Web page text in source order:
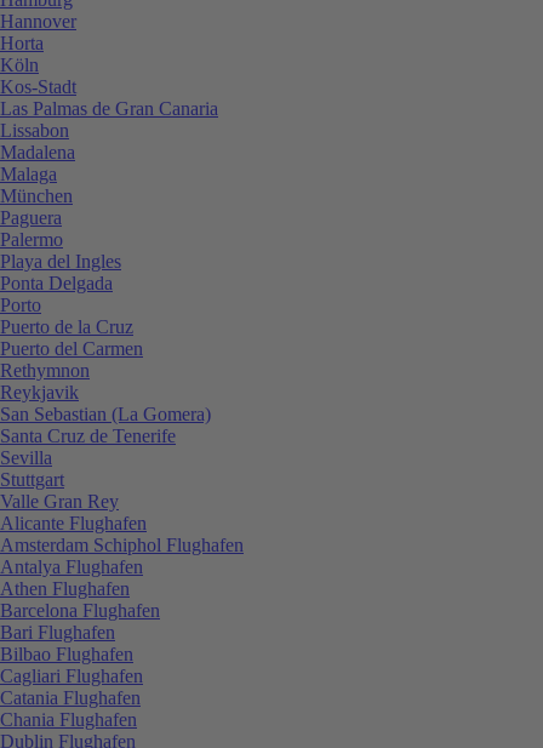
Hannover
Horta
Köln
Kos-Stadt
Las Palmas de Gran Canaria
Lissabon
Madalena
Malaga
München
Paguera
Palermo
Playa del Ingles
Ponta Delgada
Porto
Puerto de la Cruz
Puerto del Carmen
Rethymnon
Reykjavik
San Sebastian (La Gomera)
Santa Cruz de Tenerife
Sevilla
Stuttgart
Valle Gran Rey
Alicante Flughafen
Amsterdam Schiphol Flughafen
Antalya Flughafen
Athen Flughafen
Barcelona Flughafen
Bari Flughafen
Bilbao Flughafen
Cagliari Flughafen
Catania Flughafen
Chania Flughafen
Dublin Flughafen